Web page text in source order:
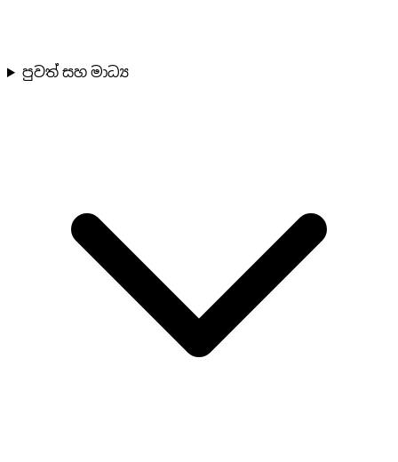
පුවත් සහ මාධ්‍ය